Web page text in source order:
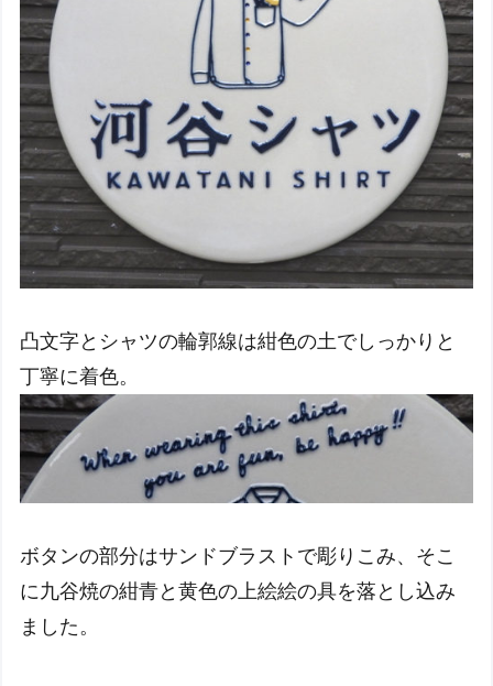
凸文字とシャツの輪郭線は紺色の土でしっかりと
丁寧に着色。
ボタンの部分はサンドブラストで彫りこみ、そこ
に九谷焼の紺青と黄色の上絵絵の具を落とし込み
ました。